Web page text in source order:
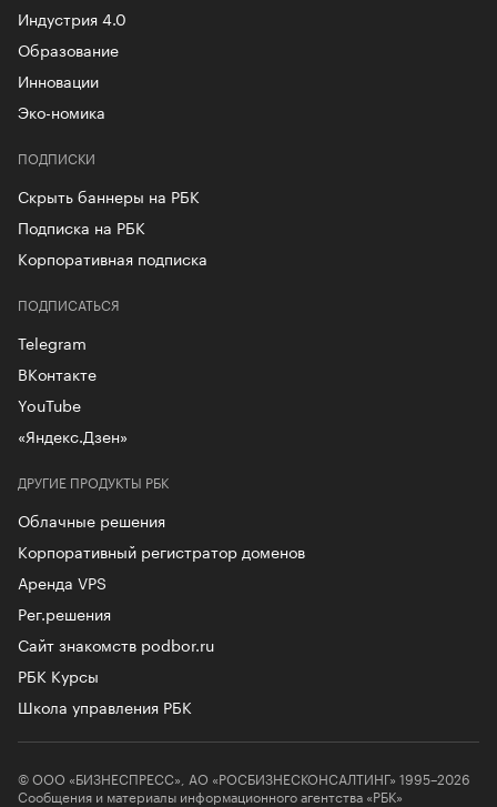
Индустрия 4.0
Образование
Инновации
Эко-номика
ПОДПИСКИ
Скрыть баннеры на РБК
Подписка на РБК
Корпоративная подписка
ДРУГИЕ ПРОДУКТЫ РБК
Облачные решения
Корпоративный регистратор доменов
Аренда VPS
Рег.решения
Сайт знакомств podbor.ru
РБК Курсы
Школа управления РБК
ПОДПИСАТЬСЯ
Telegram
ВКонтакте
YouTube
«Яндекс.Дзен»
© ООО «БИЗНЕСПРЕСС», АО «РОСБИЗНЕСКОНСАЛТИНГ» 1995–2026
Сообщения и материалы информационного агентства «РБК»